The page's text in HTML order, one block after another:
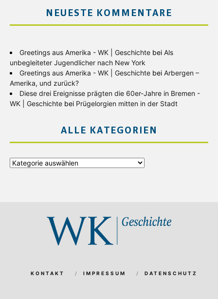
NEUESTE KOMMENTARE
Greetings aus Amerika - WK | Geschichte bei Als
unbegleiteter Jugendlicher nach New York
Greetings aus Amerika - WK | Geschichte bei Arbergen –
Amerika, und zurück?
Diese drei Ereignisse prägten die 60er-Jahre in Bremen -
WK | Geschichte bei Prügelorgien mitten in der Stadt
ALLE KATEGORIEN
Alle
KONTAKT IMPRESSUM DATENSCHUTZ